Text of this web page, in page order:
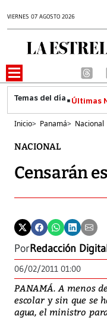
VIERNES 07 AGOSTO 2026
Últimas
Inicio> Panamá> Nacional
NACIONAL
Censarán
PorRedacción
06/02/2011 01:00
PANAMÁ. A menos
escolar y sin que se
agua, el ministro